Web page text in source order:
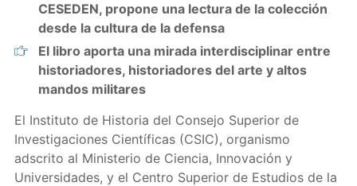
CESEDEN, propone una lectura de la colección
desde la cultura de la defensa
El libro aporta una mirada interdisciplinar entre
historiadores, historiadores del arte y altos
mandos militares
El Instituto de Historia del Consejo Superior de
Investigaciones Científicas (CSIC), organismo
adscrito al Ministerio de Ciencia, Innovación y
Universidades, y el Centro Superior de Estudios de la